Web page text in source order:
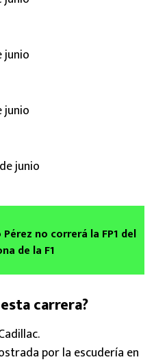
junio
junio
junio
no correrá la FP1 del
de la F1
carrera?
por la escudería en